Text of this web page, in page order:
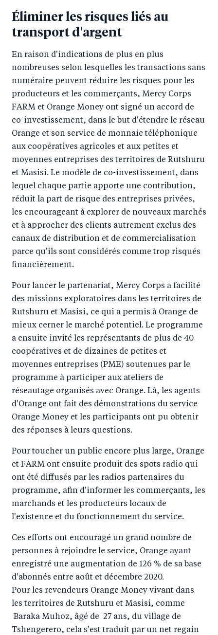
Éliminer les risques liés au
transport d'argent
En raison d'indications de plus en plus
nombreuses selon lesquelles les transactions sans
numéraire peuvent réduire les risques pour les
producteurs et les commerçants, Mercy Corps
FARM et Orange Money ont signé un accord de
co-investissement, dans le but d'étendre le réseau
Orange et son service de monnaie téléphonique
aux coopératives agricoles et aux petites et
moyennes entreprises des territoires de Rutshuru
et Masisi. Le modèle de co-investissement, dans
lequel chaque partie apporte une contribution,
réduit la part de risque des entreprises privées,
les encourageant à explorer de nouveaux marchés
et à approcher des clients autrement exclus des
canaux de distribution et de commercialisation
parce qu'ils sont considérés comme trop risqués
financièrement.
Pour lancer le partenariat, Mercy Corps a facilité
des missions exploratoires dans les territoires de
Rutshuru et Masisi, ce qui a permis à Orange de
mieux cerner le marché potentiel. Le programme
a ensuite invité les représentants de plus de 40
coopératives et de dizaines de petites et
moyennes entreprises (PME) soutenues par le
programme à participer aux ateliers de
réseautage organisés avec Orange. Là, les agents
d'Orange ont fait des démonstrations du service
Orange Money et les participants ont pu obtenir
des réponses à leurs questions.
Pour toucher un public encore plus large, Orange
et FARM ont ensuite produit des spots radio qui
ont été diffusés par les radios partenaires du
programme, afin d'informer les commerçants, les
marchands et les producteurs locaux de
l'existence et du fonctionnement du service.
Ces efforts ont encouragé un grand nombre de
personnes à rejoindre le service, Orange ayant
enregistré une augmentation de 126 % de sa base
d'abonnés entre août et décembre 2020.
Pour les revendeurs Orange Money vivant dans
les territoires de Rutshuru et Masisi, comme
Baraka Muhoz, âgé de 27 ans, du village de
Tshengerero, cela s'est traduit par un net regain